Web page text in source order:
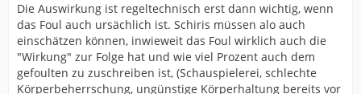
Die Auswirkung ist regeltechnisch erst dann wichtig, wenn
das Foul auch ursächlich ist. Schiris müssen alo auch
einschätzen können, inwieweit das Foul wirklich auch die
"Wirkung" zur Folge hat und wie viel Prozent auch dem
gefoulten zu zuschreiben ist, (Schauspielerei, schlechte
Körperbeherrschung, ungünstige Körperhaltung bereits vor